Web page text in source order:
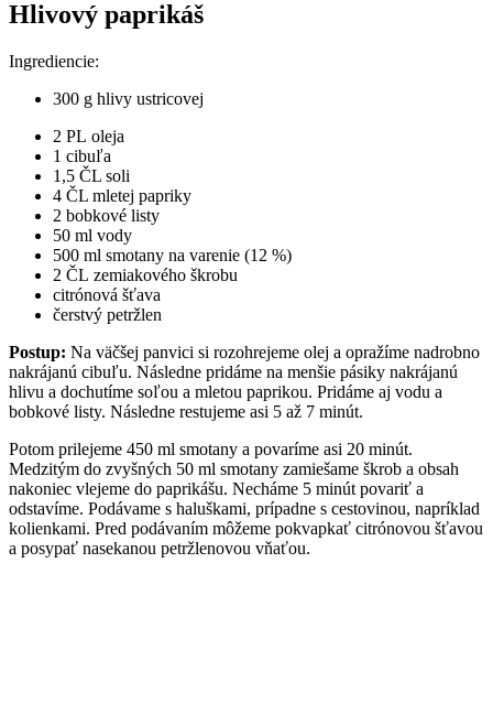
Hlivový paprikáš
Ingrediencie:
300 g hlivy ustricovej
2 PL oleja
1 cibuľa
1,5 ČL soli
4 ČL mletej papriky
2 bobkové listy
50 ml vody
500 ml smotany na varenie (12 %)
2 ČL zemiakového škrobu
citrónová šťava
čerstvý petržlen
Postup: Na väčšej panvici si rozohrejeme olej a opražíme nadrobno
nakrájanú cibuľu. Následne pridáme na menšie pásiky nakrájanú
hlivu a dochutíme soľou a mletou paprikou. Pridáme aj vodu a
bobkové listy. Následne restujeme asi 5 až 7 minút.
Potom prilejeme 450 ml smotany a povaríme asi 20 minút.
Medzitým do zvyšných 50 ml smotany zamiešame škrob a obsah
nakoniec vlejeme do paprikášu. Necháme 5 minút povariť a
odstavíme. Podávame s haluškami, prípadne s cestovinou, napríklad
kolienkami. Pred podávaním môžeme pokvapkať citrónovou šťavou
a posypať nasekanou petržlenovou vňaťou.